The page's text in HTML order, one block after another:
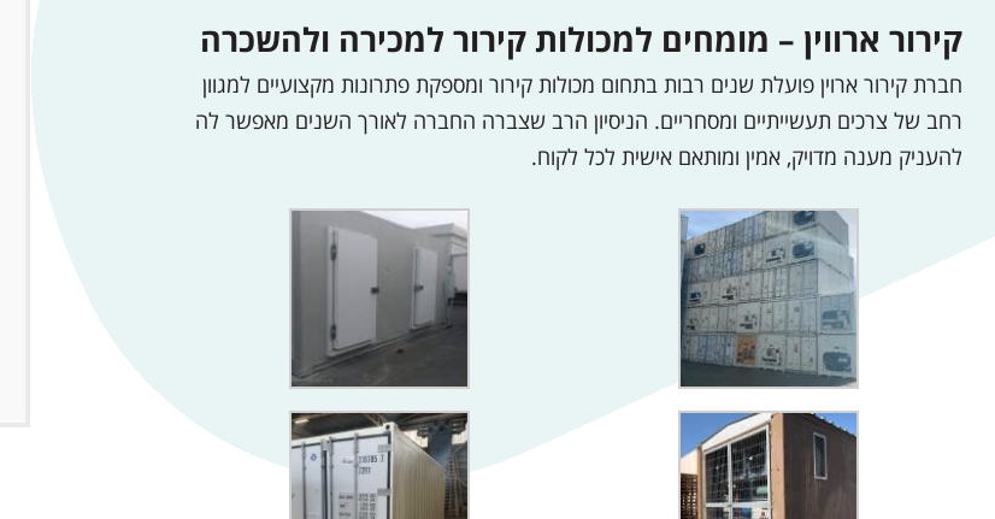
קירור ארווין – מומחים למכולות קירור למכירה ולהשכרה
חברת קירור ארוין פועלת שנים רבות בתחום מכולות קירור ומספקת פתרונות מקצועיים למגוון
רחב של צרכים תעשייתיים ומסחריים. הניסיון הרב שצברה החברה לאורך השנים מאפשר לה
להעניק מענה מדויק, אמין ומותאם אישית לכל לקוח.